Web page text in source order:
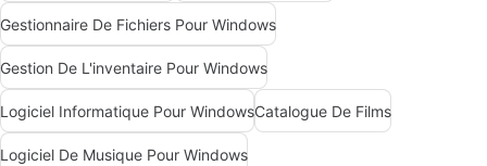
Gestionnaire De Fichiers Pour Windows
Gestion De L'inventaire Pour Windows
Logiciel Informatique Pour WindowsCatalogue De Films
Logiciel De Musique Pour Windows